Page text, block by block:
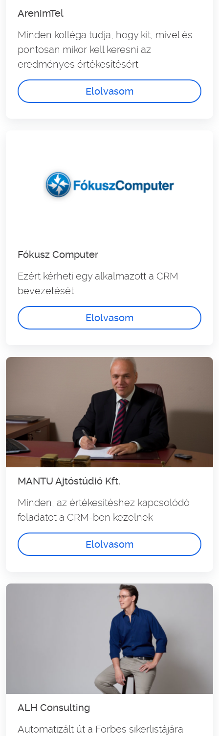
ArenimTel
Minden kolléga tudja, hogy kit, mivel és
pontosan mikor kell keresni az
eredményes értékesítésért
Elolvasom
Fókusz Computer
Ezért kérheti egy alkalmazott a CRM
bevezetését
Elolvasom
MANTU Ajtóstúdió Kft.
Minden, az értékesítéshez kapcsolódó
feladatot a CRM-ben kezelnek
Elolvasom
ALH Consulting
Automatizált út a Forbes sikerlistájára